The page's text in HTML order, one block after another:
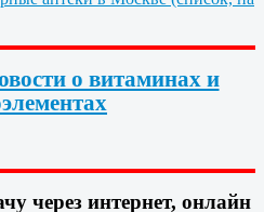
о витаминах и
через интернет, онлайн